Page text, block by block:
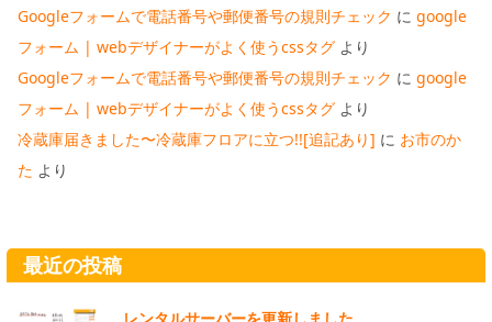
Googleフォームで電話番号や郵便番号の規則チェック に google
フォーム | webデザイナーがよく使うcssタグ より
Googleフォームで電話番号や郵便番号の規則チェック に google
フォーム | webデザイナーがよく使うcssタグ より
冷蔵庫届きました〜冷蔵庫フロアに立つ!![追記あり] に お市のか
た より
最近の投稿